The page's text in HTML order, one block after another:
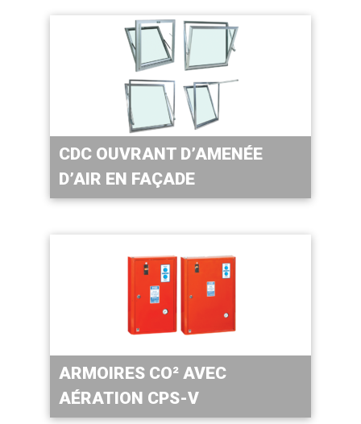
CDC OUVRANT D’AMENÉE
D’AIR EN FAÇADE
ARMOIRES CO² AVEC
AÉRATION CPS-V